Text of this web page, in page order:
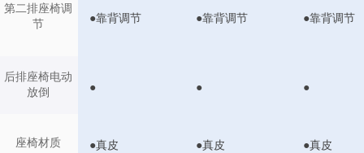
第二排座椅调
节
后排座椅电动
放倒
座椅材质
●靠背调节 ●靠背调节 ●靠背调节
● ● ●
●真皮 ●真皮 ●真皮